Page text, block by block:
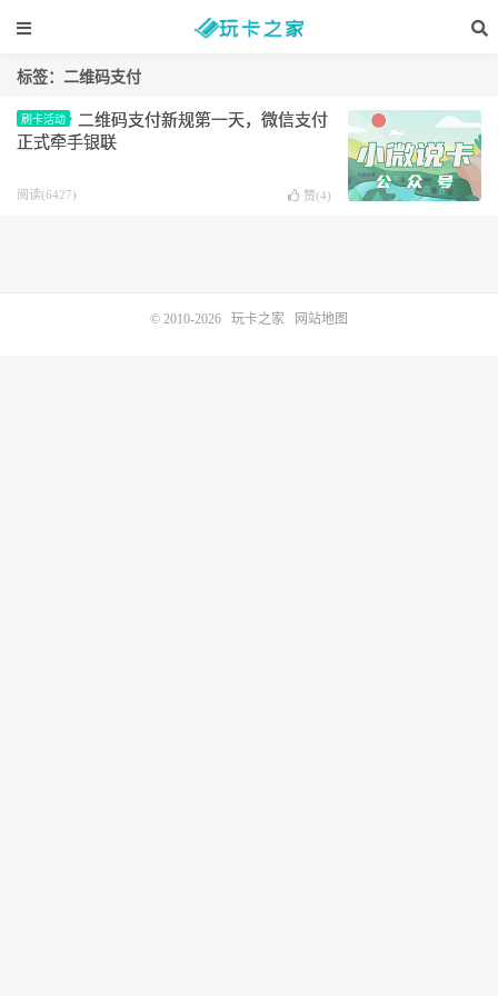
标签：二维码支付
刷卡活动
二维码支付新规第一天，微信支付
正式牵手银联
阅读(6427) 赞(4)
© 2010-2026 玩卡之家 网站地图